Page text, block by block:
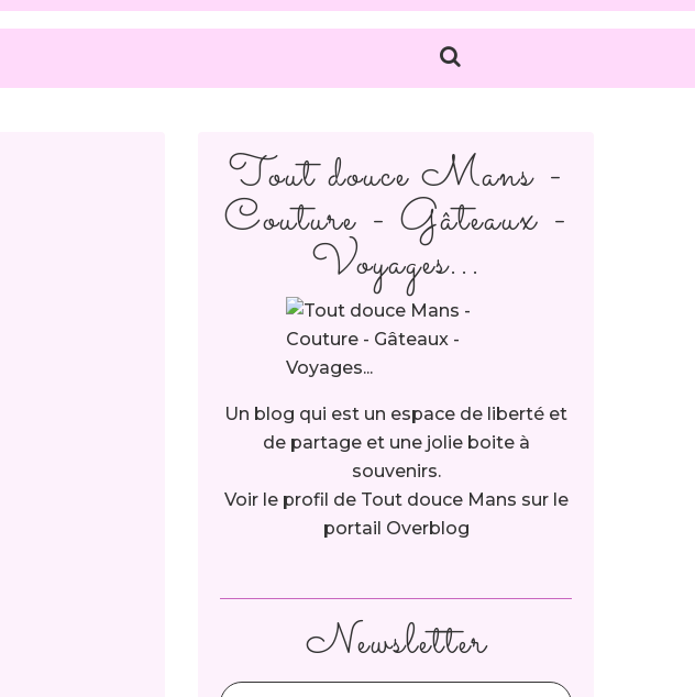
Newsletter
Tout douce Mans -
Couture - Gâteaux -
Voyages...
Un blog qui est un espace de liberté et
de partage et une jolie boite à
souvenirs.
Voir le profil de Tout douce Mans sur le
portail Overblog